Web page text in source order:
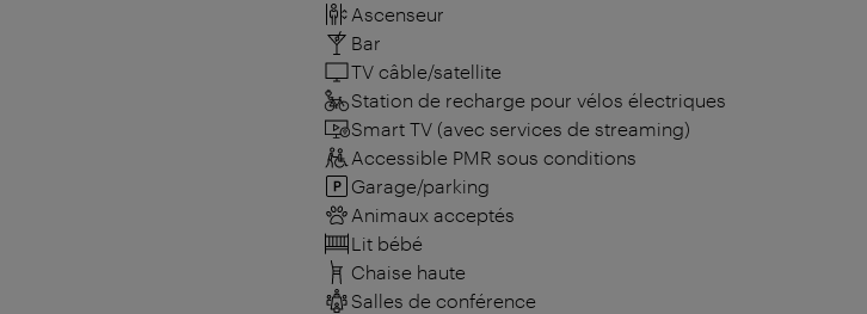
Ascenseur
Bar
TV câble/satellite
Station de recharge pour vélos électriques
Smart TV (avec services de streaming)
Accessible PMR sous conditions
Garage/parking
Animaux acceptés
Lit bébé
Chaise haute
Salles de conférence